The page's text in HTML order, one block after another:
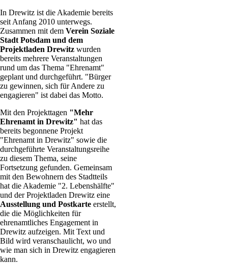
In Drewitz ist die Akademie bereits
seit Anfang 2010 unterwegs.
Zusammen mit dem Verein Soziale
Stadt Potsdam und dem
Projektladen Drewitz wurden
bereits mehrere Veranstaltungen
rund um das Thema "Ehrenamt"
geplant und durchgeführt. "Bürger
zu gewinnen, sich für Andere zu
engagieren" ist dabei das Motto.
Mit den Projekttagen "Mehr
Ehrenamt in Drewitz" hat das
bereits begonnene Projekt
"Ehrenamt in Drewitz" sowie die
durchgeführte Veranstaltungsreihe
zu diesem Thema, seine
Fortsetzung gefunden. Gemeinsam
mit den Bewohnern des Stadtteils
hat die Akademie "2. Lebenshälfte"
und der Projektladen Drewitz eine
Ausstellung und Postkarte erstellt,
die die Möglichkeiten für
ehrenamtliches Engagement in
Drewitz aufzeigen. Mit Text und
Bild wird veranschaulicht, wo und
wie man sich in Drewitz engagieren
kann.